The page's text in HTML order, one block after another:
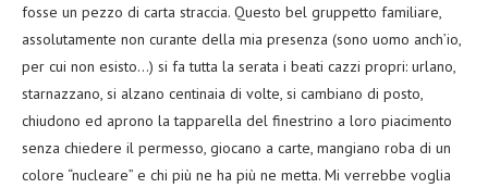
fosse un pezzo di carta straccia. Questo bel gruppetto familiare,
assolutamente non curante della mia presenza (sono uomo anch’io,
per cui non esisto…) si fa tutta la serata i beati cazzi propri: urlano,
starnazzano, si alzano centinaia di volte, si cambiano di posto,
chiudono ed aprono la tapparella del finestrino a loro piacimento
senza chiedere il permesso, giocano a carte, mangiano roba di un
colore “nucleare” e chi più ne ha più ne metta. Mi verrebbe voglia